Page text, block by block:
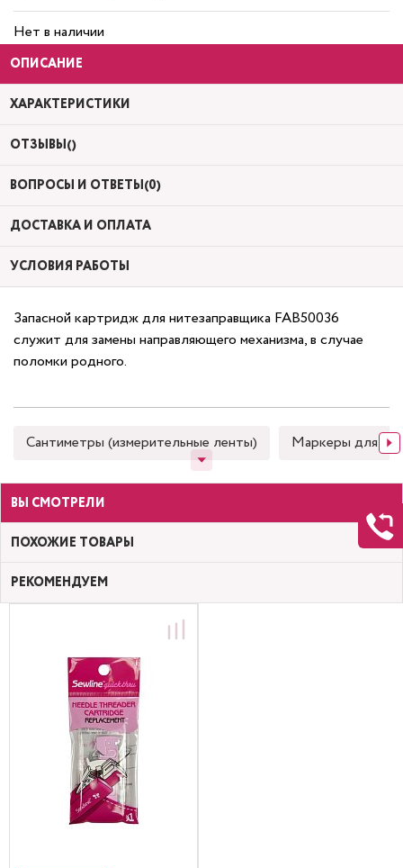
Нет в наличии
ОПИСАНИЕ
ХАРАКТЕРИСТИКИ
ОТЗЫВЫ()
ВОПРОСЫ И ОТВЕТЫ(0)
ДОСТАВКА И ОПЛАТА
УСЛОВИЯ РАБОТЫ
Запасной картридж для нитезаправщика FAB50036
служит для замены направляющего механизма, в случае
поломки родного.
Сантиметры (измерительные ленты) Маркеры для
ВЫ СМОТРЕЛИ
ПОХОЖИЕ ТОВАРЫ
РЕКОМЕНДУЕМ